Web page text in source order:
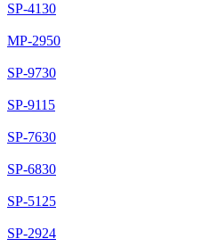
SP-4130
MP-2950
SP-9730
SP-9115
SP-7630
SP-6830
SP-5125
SP-2924